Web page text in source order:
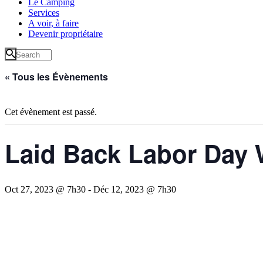
Services
A voir, à faire
Devenir propriétaire
« Tous les Évènements
Cet évènement est passé.
Laid Back Labor Day
Oct 27, 2023 @ 7h30 - Déc 12, 2023 @ 7h30